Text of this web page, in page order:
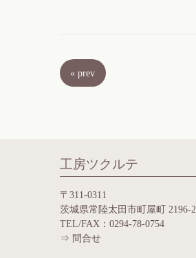
« prev
工房ツクルテ
〒311-0311
茨城県常陸太田市町屋町 2196-2
TEL/FAX：0294-78-0754
⇒ 問合せ